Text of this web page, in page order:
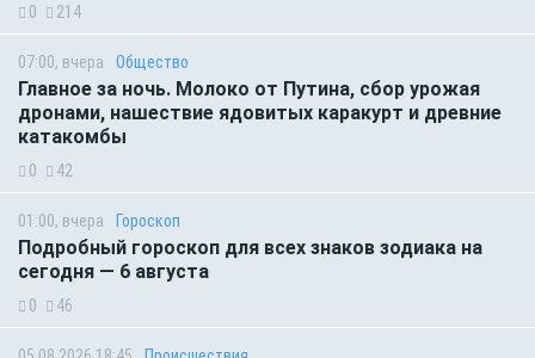
0 214
07:00, вчера Общество
Главное за ночь. Молоко от Путина, сбор урожая
дронами, нашествие ядовитых каракурт и древние
катакомбы
0 42
01:00, вчера Гороскоп
Подробный гороскоп для всех знаков зодиака на
сегодня — 6 августа
0 46